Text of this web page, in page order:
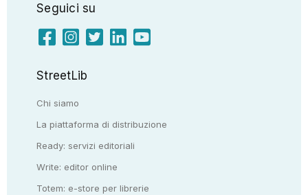
Seguici su
StreetLib
Chi siamo
La piattaforma di distribuzione
Ready: servizi editoriali
Write: editor online
Totem: e-store per librerie